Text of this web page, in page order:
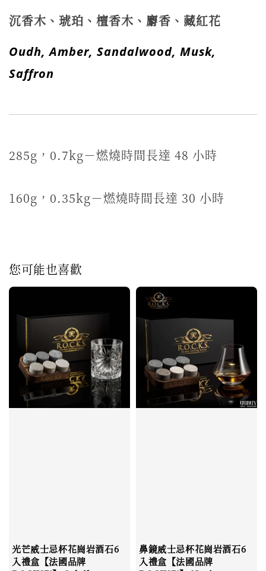
沉香木、琥珀、檀香木、麝香、藏紅花
Oudh, Amber, Sandalwood, Musk,
Saffron
285g，0.7kg－燃燒時間長達 48 小時
160g，0.35kg－燃燒時間長達 30 小時
您可能也喜歡
光芒威士忌杯花崗岩酒石6
入禮盒【法國品牌
鼻鏡威士忌杯花崗岩酒石6
入禮盒【法國品牌